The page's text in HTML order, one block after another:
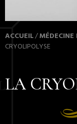
ACCUEIL/MÉDECINE
CRYOLIPOLYSE
LA